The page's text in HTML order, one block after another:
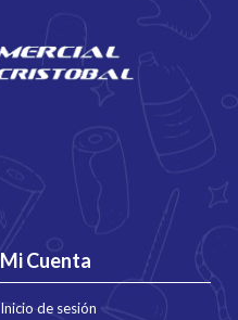
Mi Cuenta
Inicio de sesión